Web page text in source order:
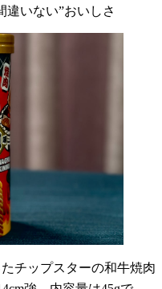
違いない”おいしさ
チップスターの和牛焼肉